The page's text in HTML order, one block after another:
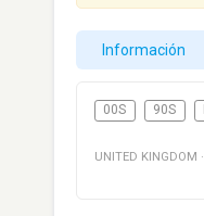
Información
00S 90S
UNITED KINGDOM ·